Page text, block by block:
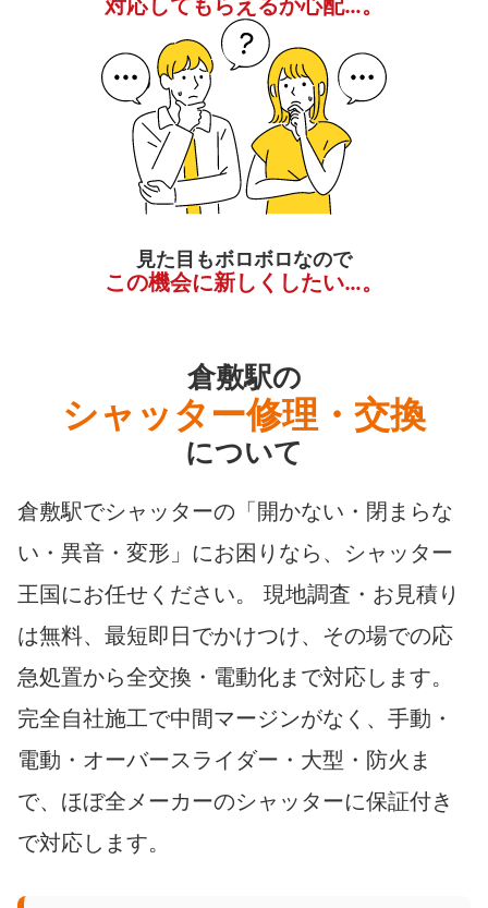
見た目もボロボロなので
この機会に新しくしたい…。
倉敷駅の
シャッター修理・交換
について
倉敷駅でシャッターの「開かない・閉まらな
い・異音・変形」にお困りなら、シャッター
王国にお任せください。 現地調査・お見積り
は無料、最短即日でかけつけ、その場での応
急処置から全交換・電動化まで対応します。
完全自社施工で中間マージンがなく、手動・
電動・オーバースライダー・大型・防火ま
で、ほぼ全メーカーのシャッターに保証付き
で対応します。